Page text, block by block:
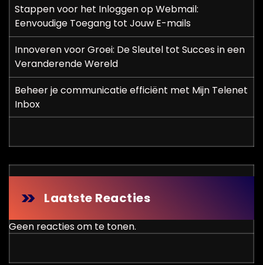
Stappen voor het Inloggen op Webmail:
Eenvoudige Toegang tot Jouw E-mails
Innoveren voor Groei: De Sleutel tot Succes in een
Veranderende Wereld
Beheer je communicatie efficiënt met Mijn Telenet
Inbox
Laatste Reacties
Geen reacties om te tonen.